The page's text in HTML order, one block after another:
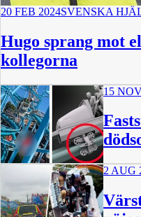
20 FEB 2024SVENSKA
Hugo sprang mot
kollegorna
15
2 AUG